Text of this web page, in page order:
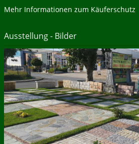
Mehr Informationen zum Käuferschutz
Ausstellung - Bilder